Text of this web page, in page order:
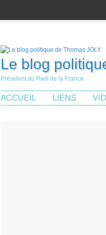
Le blog
Président du Parti de la France
ACCUEIL LIENS